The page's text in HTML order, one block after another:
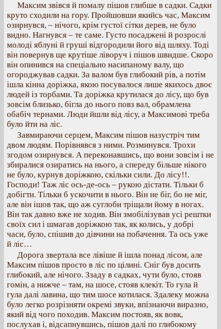
Максим звівся й помалу пішов глибше в садки. Садки
круто сходили на гору. Пройшовши якийсь час, Максим
озирнувся, – нічого, крім густої сітки дерев, не було
видно. Нагнувся – те саме. Густо посаджені й розрослі
молоді яблуні й груші відгородили його від шляху. Тоді
він повернув ще крутіше ліворуч і пішов швидше. Скоро
він опинився на спеціально насипаному валу, що
огороджував садки. За валом був глибокий рів, а потім
ішла кінна доріжка, якою посувалося лише якихось двоє
людей із торбами. Та доріжка крутилася до лісу, що був
зовсім близько, бігла до нього повз вал, обрамлена
обабіч тернами. Люди йшли від лісу, а Максимові треба
було йти на ліс.
Завмираючи серцем, Максим пішов назустріч тим
двом людям. Порівнявся з ними. Розминувся. Трохи
згодом озирнувся. А переконавшись, що вони зовсім і не
збиралися озиратись на нього, а спереду більше нікого
не було, курнув доріжкою, скільки сили. До лісу!!.
Господи! Таж ліс ось-де-ось – рукою дістати. Тільки б
добігти. Тільки б ускочити в нього. Він не біг, бо не міг,
але він ішов так, що аж суглоби тріщали йому в ногах.
Він так давно вже не ходив. Він змобілізував усі рештки
своїх сил і шмагав доріжкою так, як колись, у добрі
часи, було, спішив до дівчини на побачення. Та ось уже
й ліс…
Дорога звертала все лівіше й ішла понад лісом, але
Максим пішов просто в ліс по цілині. Сніг був досить
глибокий, але нічого. Ззаду в садках, чути було, стояв
гомін, а нижче – там, на шосе, стояв клекіт. То гула й
гула далі лавина, що тим шосе котилася. Здалеку можна
було легко розрізняти окремі звуки, впізнаючи виразно,
який від чого походив. Максим постояв, як вовк,
послухав і, відсапнувшись, пішов далі по глибокому